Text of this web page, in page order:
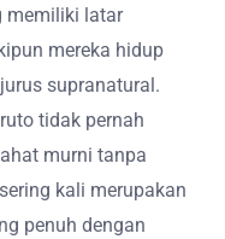
memiliki latar
mereka hidup
supranatural.
tidak pernah
murni tanpa
kali merupakan
penuh dengan